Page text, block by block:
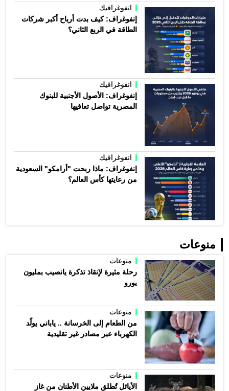
انفوغرافيك
إنفوغراف: كيف بدت أرباح أكبر شركات
الطاقة في الربع الثاني؟
انفوغرافيك
إنفوغراف: الأصول الأجنبية للبنوك
المصرية تواصل تعافيها
انفوغرافيك
إنفوغراف: ماذا ربحت "أرامكو" السعودية
من رعايتها كأس العالم؟
منوعات
منوعات
رحلة مثيرة لإنقاذ تذكرة يانصيب بمليون
يورو
منوعات
من الطعام إلى الخرسانة .. ياباني يولّد
الكهرباء عبر مصادر غير تقليدية
منوعات
الأيائل تُطلق ملايين الأطنان من غاز